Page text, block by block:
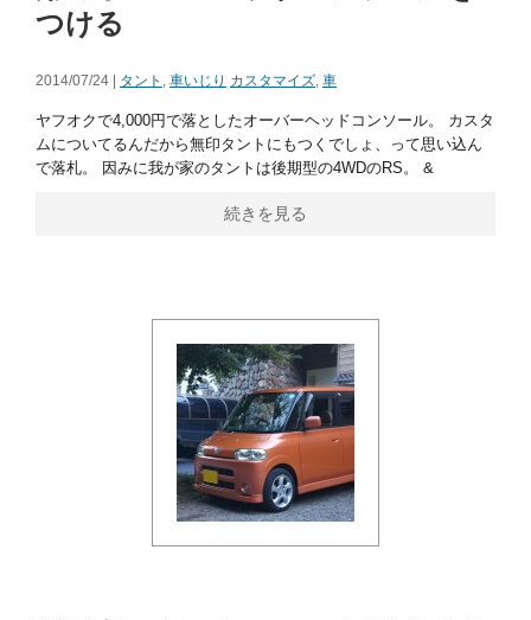
つける
2014/07/24 | タント , 車いじり カスタマイズ, 車
ヤフオクで4,000円で落としたオーバーヘッドコンソール。 カスタ
ムについてるんだから無印タントにもつくでしょ、って思い込ん
で落札。 因みに我が家のタントは後期型の4WDのRS。 &
続きを見る